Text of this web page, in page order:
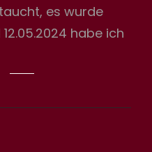
es wurde
12.05.2024 habe ich
QUEENSDAY
POTSDAM